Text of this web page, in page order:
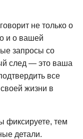
не только о
и о вашей
запросы со
след — это ваша
все
жизни в
фиксируете, тем
детали.